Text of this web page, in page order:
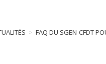
> FAQ DU SGEN-CFDT